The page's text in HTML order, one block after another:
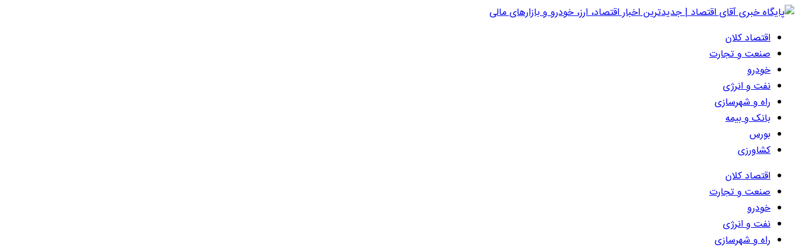
اقتصاد کلان
صنعت و تجارت
خودرو
نفت و انرژی
راه و شهرسازی
بانک و بیمه
بورس
کشاورزی
اقتصاد کلان
صنعت و تجارت
خودرو
نفت و انرژی
راه و شهرسازی